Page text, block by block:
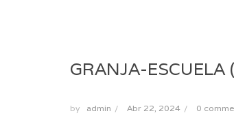
GRANJA-
by admin / Abr 22, 2024 / 0